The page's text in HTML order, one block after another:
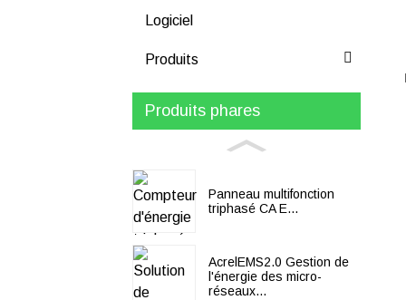
Logiciel
Produits
Produits phares
Panneau multifonction
triphasé CA E...
AcrelEMS2.0 Gestion de
l'énergie des micro-
réseaux...